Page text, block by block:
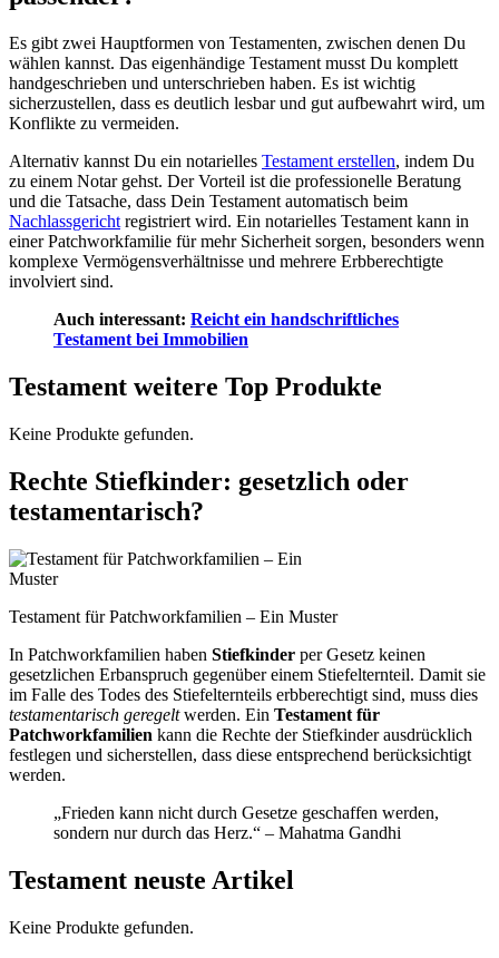
Es gibt zwei Hauptformen von Testamenten, zwischen denen Du
wählen kannst. Das eigenhändige Testament musst Du komplett
handgeschrieben und unterschrieben haben. Es ist wichtig
sicherzustellen, dass es deutlich lesbar und gut aufbewahrt wird, um
Konflikte zu vermeiden.
Alternativ kannst Du ein notarielles Testament erstellen, indem Du
zu einem Notar gehst. Der Vorteil ist die professionelle Beratung
und die Tatsache, dass Dein Testament automatisch beim
Nachlassgericht registriert wird. Ein notarielles Testament kann in
einer Patchworkfamilie für mehr Sicherheit sorgen, besonders wenn
komplexe Vermögensverhältnisse und mehrere Erbberechtigte
involviert sind.
Auch interessant: Reicht ein handschriftliches
Testament bei Immobilien
Testament weitere Top Produkte
Keine Produkte gefunden.
Rechte Stiefkinder: gesetzlich oder
testamentarisch?
Testament für Patchworkfamilien – Ein Muster
In Patchworkfamilien haben Stiefkinder per Gesetz keinen
gesetzlichen Erbanspruch gegenüber einem Stiefelternteil. Damit sie
im Falle des Todes des Stiefelternteils erbberechtigt sind, muss dies
testamentarisch geregeltwerden. Ein Testament für
Patchworkfamilien kann die Rechte der Stiefkinder ausdrücklich
festlegen und sicherstellen, dass diese entsprechend berücksichtigt
werden.
„Frieden kann nicht durch Gesetze geschaffen werden,
sondern nur durch das Herz.“ – Mahatma Gandhi
Testament neuste Artikel
Keine Produkte gefunden.